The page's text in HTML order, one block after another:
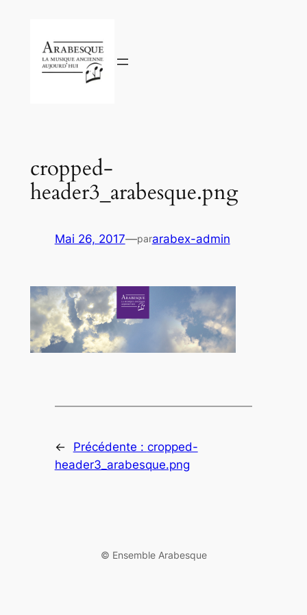
contenu
cropped-
header3_arabesque.png
Mai 26, 2017—pararabex-admin
← Précédente : cropped-
header3_arabesque.png
©️ Ensemble Arabesque